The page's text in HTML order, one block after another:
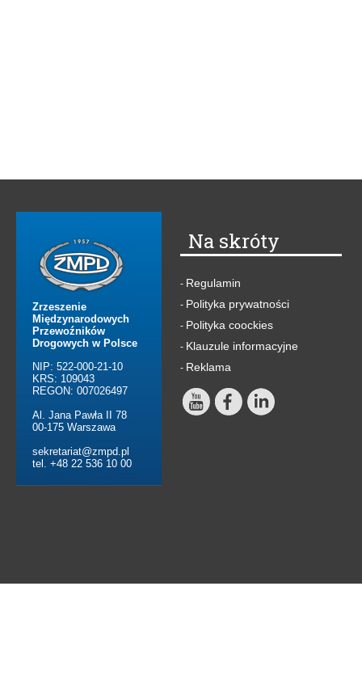
Zrzeszenie
Międzynarodowych
Przewoźników
Drogowych w Polsce
NIP: 522-000-21-10
KRS: 109043
REGON: 007026497
Al. Jana Pawła II 78
00-175 Warszawa
sekretariat@zmpd.pl
tel. +48 22 536 10 00
Na skróty
- Regulamin
- Polityka prywatności
- Polityka coockies
- Klauzule informacyjne
- Reklama